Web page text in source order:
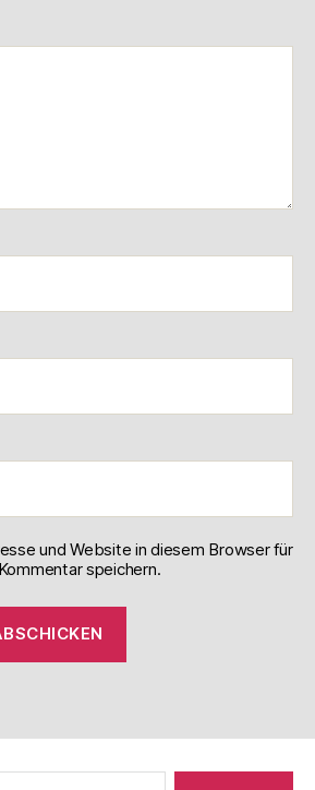
und Website in diesem Browser für
speichern.